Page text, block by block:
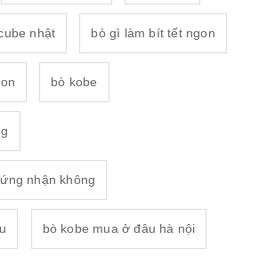
nhật bò gì làm bít tết ngon
bò kobe
nhận không
bò kobe mua ở đâu hà nội